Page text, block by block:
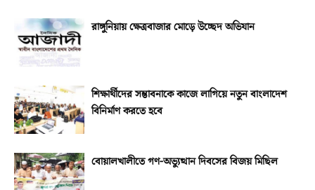
রাঙ্গুনিয়ায় ক্ষেত্রবাজার মোড়ে উচ্ছেদ অভিযান
শিক্ষার্থীদের সম্ভাবনাকে কাজে লাগিয়ে নতুন বাংলাদেশ
বিনির্মাণ করতে হবে
বোয়ালখালীতে গণ-অভ্যুত্থান দিবসের বিজয় মিছিল